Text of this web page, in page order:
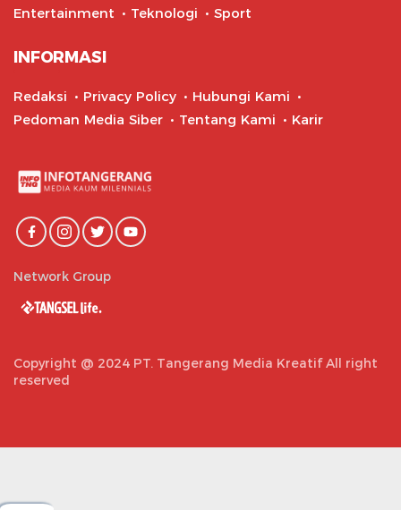
Entertainment
Teknologi Sport
INFORMASI
Redaksi Privacy Policy
Hubungi Kami
Pedoman Media Siber
Tentang Kami Karir
Network Group
Copyright @ 2024 PT. Tangerang Media Kreatif All right
reserved